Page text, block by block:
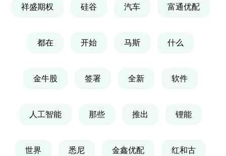
祥盛期权 硅谷 汽车 富通优配
都在 开始 马斯 什么
金牛股 签署 全新 软件
人工智能 那些 推出 锂能
世界 悉尼 金鑫优配 红和古